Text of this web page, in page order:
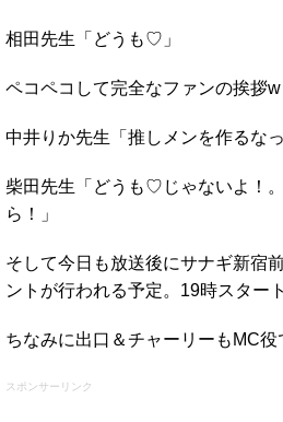
相田先生「どうも♡」
ペコペコして完全なファンの挨拶w
中井りか先生「推しメンを作るなっ
柴田先生「どうも♡じゃないよ！
ら！」
そして今日も放送後にサナギ新宿
ントが行われる予定。19時スター
ちなみに出口＆チャーリーもMC役
スポンサーリンク